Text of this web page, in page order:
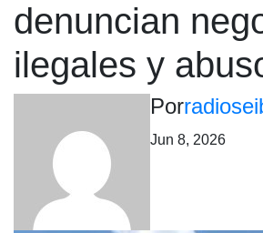
denuncian
ilegales y
Por
Jun 8, 2026